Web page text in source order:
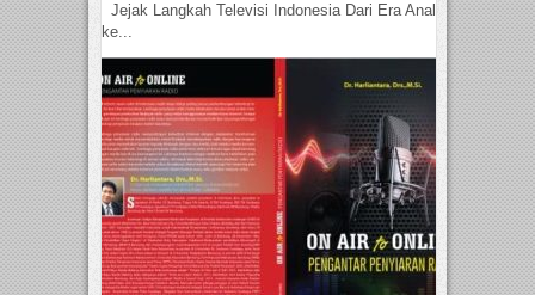
Jejak Langkah Televisi Indonesia Dari Era Analog
ke...